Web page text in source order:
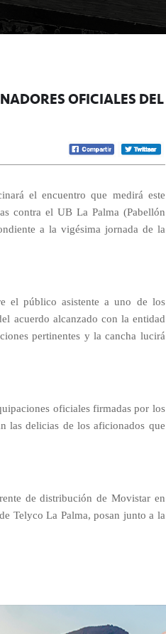
OFICIALES DEL
el encuentro que medirá este
contra el UB La Palma (Pabellón
a la vigésima jornada de la
el público asistente a uno de los
acuerdo alcanzado con la entidad
pertinentes y la cancha lucirá
oficiales firmadas por los
las delicias de los aficionados que
de distribución de Movistar en
Telyco La Palma, posan junto a la